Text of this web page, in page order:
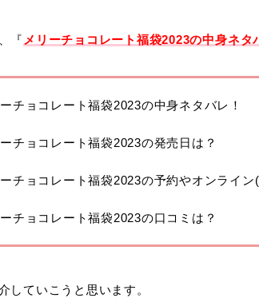
『 メリーチョコレート福袋2023の中身ネタ
チョコレート福袋2023の中身ネタバレ！
チョコレート福袋2023の発売日は？
チョコレート福袋2023の予約やオンライン
チョコレート福袋2023の口コミは？
していこうと思います。